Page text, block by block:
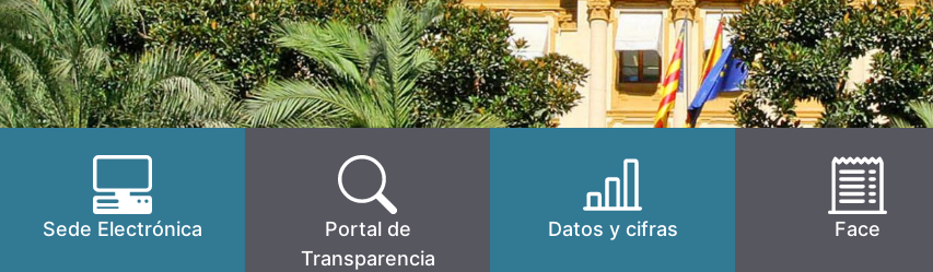
Sede Electrónica
Portal de
Transparencia
Datos y cifras Face